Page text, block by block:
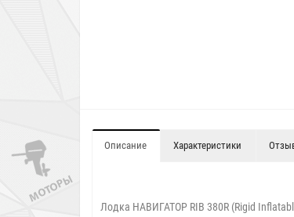
Описание Характеристики
Лодка НАВИГАТОР RIB 380R (Rigid